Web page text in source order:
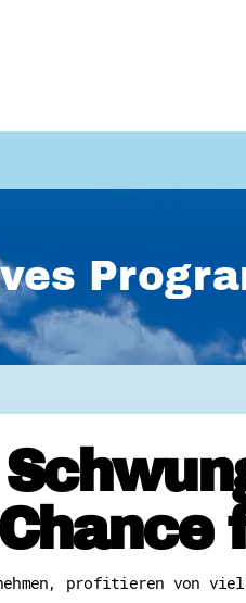
Chance
profitieren von